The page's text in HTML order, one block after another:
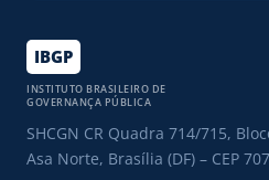
IBGP
INSTITUTO BRASILEIRO DE
GOVERNANÇA PÚBLICA
SHCGN CR Quadra 714/715,
Asa Norte, Brasília (DF) – CEP